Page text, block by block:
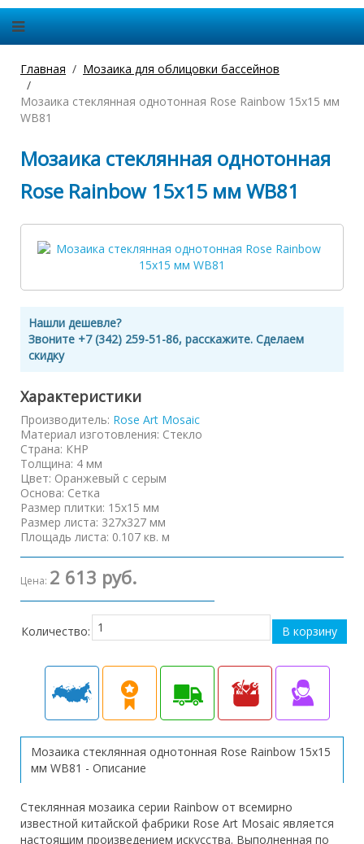
Главная Мозаика для облицовки бассейнов
Мозаика стеклянная однотонная Rose Rainbow 15х15 мм
WB81
Мозаика стеклянная однотонная
Rose Rainbow 15х15 мм WB81
Нашли дешевле?
Звоните +7 (342) 259-51-86, расскажите. Сделаем
скидку
Характеристики
Производитель: Rose Art Mosaic
Материал изготовления: Стекло
Страна: КНР
Толщина: 4 мм
Цвет: Оранжевый с серым
Основа: Сетка
Размер плитки: 15х15 мм
Размер листа: 327х327 мм
Площадь листа: 0.107 кв. м
Цена: 2 613 руб.
Количество:
Мозаика стеклянная однотонная Rose Rainbow 15х15
мм WB81 - Описание
Стеклянная мозаика серии Rainbow от всемирно
известной китайской фабрики Rose Art Mosaic является
настоящим произведением искусства. Выполненная по